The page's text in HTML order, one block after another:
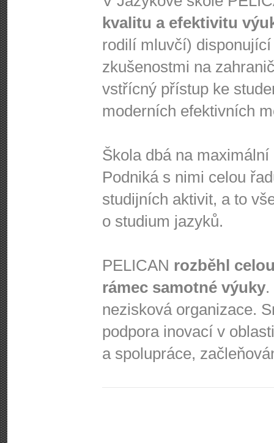
kvalitu a efektivitu
rodilí mluvčí)
zkušenostmi na
vstřícný přístup ke
moderních efektivních
Škola dbá na
Podniká s nimi celou
studijních aktivit, a to
o studium jazyků.
PELICAN rozběhl
rámec samotné výuky
nezisková organizace.
podpora inovací v
a spolupráce,